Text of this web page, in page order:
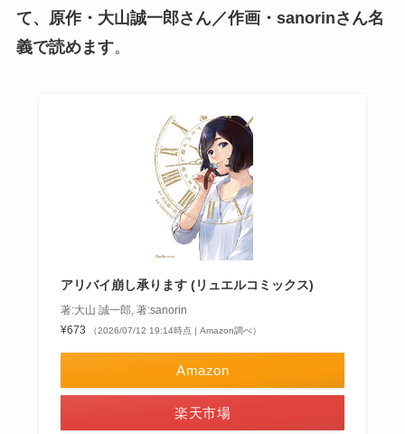
て、原作・大山誠一郎さん／作画・sanorinさん名
義で読めます。
アリバイ崩し承ります (リュエルコミックス)
著:大山 誠一郎, 著:sanorin
¥673
（2026/07/12 19:14時点 | Amazon調べ）
Amazon
楽天市場